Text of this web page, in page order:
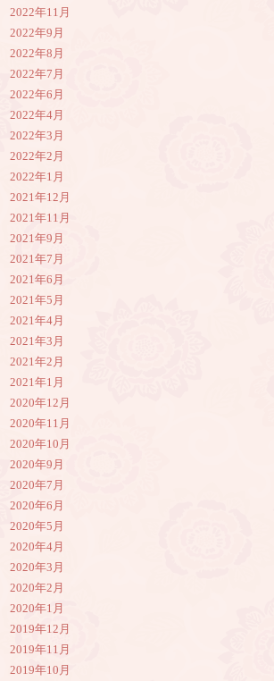
2022年11月
2022年9月
2022年8月
2022年7月
2022年6月
2022年4月
2022年3月
2022年2月
2022年1月
2021年12月
2021年11月
2021年9月
2021年7月
2021年6月
2021年5月
2021年4月
2021年3月
2021年2月
2021年1月
2020年12月
2020年11月
2020年10月
2020年9月
2020年7月
2020年6月
2020年5月
2020年4月
2020年3月
2020年2月
2020年1月
2019年12月
2019年11月
2019年10月